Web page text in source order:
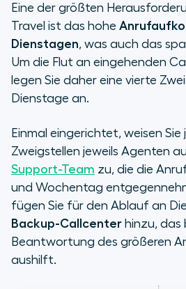
Eine der größten
Travel ist das hohe
Dienstagen, was auch das
Um die Flut an eingehenden
legen Sie daher eine vierte
Dienstage an.
Einmal eingerichtet, weisen Sie
Zweigstellen jeweils Agenten
Support-Team zu, die die
und Wochentag
fügen Sie für den Ablauf an
Backup-Callcenter hinzu, das
Beantwortung des größeren
aushilft.